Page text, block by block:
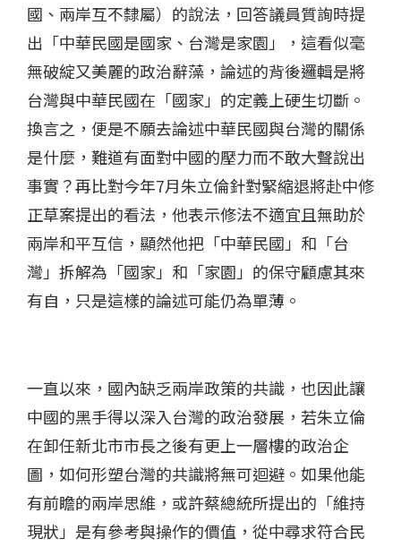
國、兩岸互不隸屬）的說法，回答議員質詢時提
出「中華民國是國家、台灣是家園」，這看似毫
無破綻又美麗的政治辭藻，論述的背後邏輯是將
台灣與中華民國在「國家」的定義上硬生切斷。
換言之，便是不願去論述中華民國與台灣的關係
是什麼，難道有面對中國的壓力而不敢大聲說出
事實？再比對今年7月朱立倫針對緊縮退將赴中修
正草案提出的看法，他表示修法不適宜且無助於
兩岸和平互信，顯然他把「中華民國」和「台
灣」拆解為「國家」和「家園」的保守顧慮其來
有自，只是這樣的論述可能仍為單薄。
一直以來，國內缺乏兩岸政策的共識，也因此讓
中國的黑手得以深入台灣的政治發展，若朱立倫
在卸任新北市市長之後有更上一層樓的政治企
圖，如何形塑台灣的共識將無可迴避。如果他能
有前瞻的兩岸思維，或許蔡總統所提出的「維持
現狀」是有參考與操作的價值，從中尋求符合民